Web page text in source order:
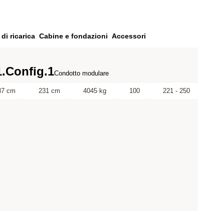
ricarica Cabine e fondazioni Accessori
Condotto modulare
cm 231 cm 4045 kg 100 221 - 250